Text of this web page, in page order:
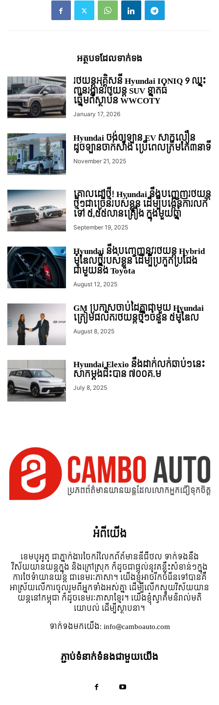
អត្ថបទ​ដែល​ទាក់ទង
រថយន្ដអគ្គិសនី Hyundai IONIQ 9 ឈ្នះ
ពានរង្វាន់រថយន្ត SUV ខ្នាតធំ
ឆ្នើមពីស្ថាប័ន WWCOTY
January 17, 2026
Hyundai ចង់ឲ្យឡាន EV សាកលឿន
ដូចឡានចាក់សាំង ប្រើពេលត្រឹមតែ៣នាទី
November 21, 2025
គោលដៅថ្មី! Hyundai នឹងបញ្ចេញរថយន្ត
ថ្មីៗជាច្រើនរបស់ខ្លួន ដើម្បីបង្កើនការលក់
ទៅ ៥,៥៥លានគ្រឿង ក្នុងមួយឆ្នាំ
September 19, 2025
Hyundai នឹងបញ្ចេញនូវរថយន្ត Hybrid
ម៉ូឌែលថ្មីរបស់ខ្លួន ដើម្បីប្រកួតប្រជែង
ជាមួយនឹង Toyota
August 12, 2025
GM ប្រកាសចាប់ដៃគ្នាជាមួយ Hyundai
ត្រៀមផលិតរថយន្តថ្មីៗចំនួន ៥ម៉ូឌែល
August 8, 2025
Hyundai Elexio នឹងដាក់លក់ឆាប់ៗនេះ
សាកម្តងជិះបាន ៧០០គ.ម
July 8, 2025
អំពី​យើង
ខេមបូអូតូ ជាភ្នាក់ងារចែករំលែកព័ត៍មានឌីជីថល ទាក់ទងនឹង
វិស័យយានយន្តក្នុង និងក្រៅស្រុក ក៏ដូចជាផ្តល់នូវគន្លឹះសំខាន់ៗក្នុង
ការថែទំាយានយន្ត ជាខេមរៈភាសា។ យើងខ្ញុំអាចរីកចំរើនទៅបានគឺ
អាស្រ័យលើការចូលរួមពីអ្នកទាំងអស់គ្នា ដើម្បីលើកស្ទួយវិស័យយាន
យន្តនៅកម្ពុជា ក៏ដូចខេមរៈភាសាខ្មែរ។ យើងខ្ញុំស្វាគមន៌រាល់មតិ
យោបល់ ដើម្បីស្ថាបនា។
ទាក់ទង​មក​យើង:info@camboauto.com
ភ្ជាប់ទំនាក់ទំនងជាមួយយើង